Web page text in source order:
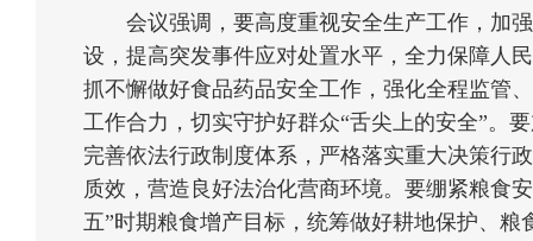
会议强调，要高度重视安全生产工作，加
设，提高突发事件应对处置水平，全力保障人
抓不懈做好食品药品安全工作，强化全程监管
工作合力，切实守护好群众“舌尖上的安全”。
完善依法行政制度体系，严格落实重大决策行
质效，营造良好法治化营商环境。要绷紧粮食
五”时期粮食增产目标，统筹做好耕地保护、粮